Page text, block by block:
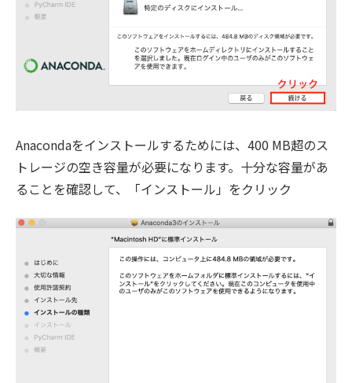
Anacondaをインストールするためには、400 MB超のス
トレージの空き容量が必要になります。十分な容量があ
ることを確認して、「インストール」をクリック